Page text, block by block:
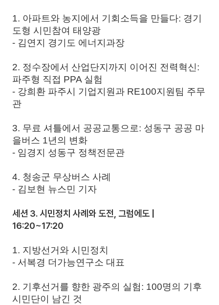
1. 아파트와 농지에서 기회소득을 만들다: 경기
도형 시민참여 태양광
- 김연지 경기도 에너지과장
2. 정수장에서 산업단지까지 이어진 전력혁신:
파주형 직접 PPA 실험
- 강희환 파주시 기업지원과 RE100지원팀 주무
관
3. 무료 셔틀에서 공공교통으로: 성동구 공공 마
을버스 1년의 변화
- 임경지 성동구 정책전문관
4. 청송군 무상버스 사례
- 김보현 뉴스민 기자
세션 3. 시민정치 사례와 도전, 그럼에도 |
16:20~17:20
1. 지방선거와 시민정치
- 서복경 더가능연구소 대표
2. 기후선거를 향한 광주의 실험: 100명의 기후
시민단이 남긴 것